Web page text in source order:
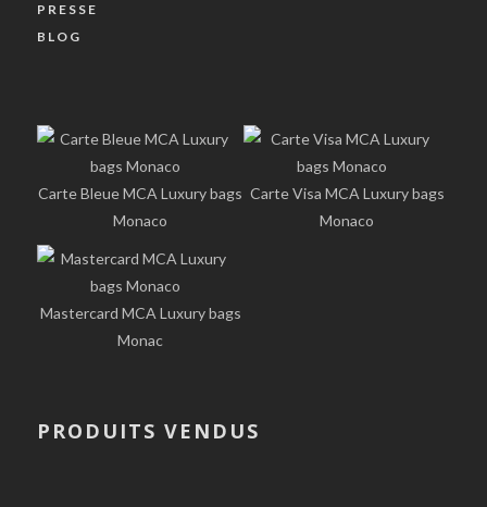
PRESSE
BLOG
Carte Bleue MCA Luxury bags
Monaco
Carte Visa MCA Luxury bags
Monaco
Mastercard MCA Luxury bags
Monac
PRODUITS VENDUS